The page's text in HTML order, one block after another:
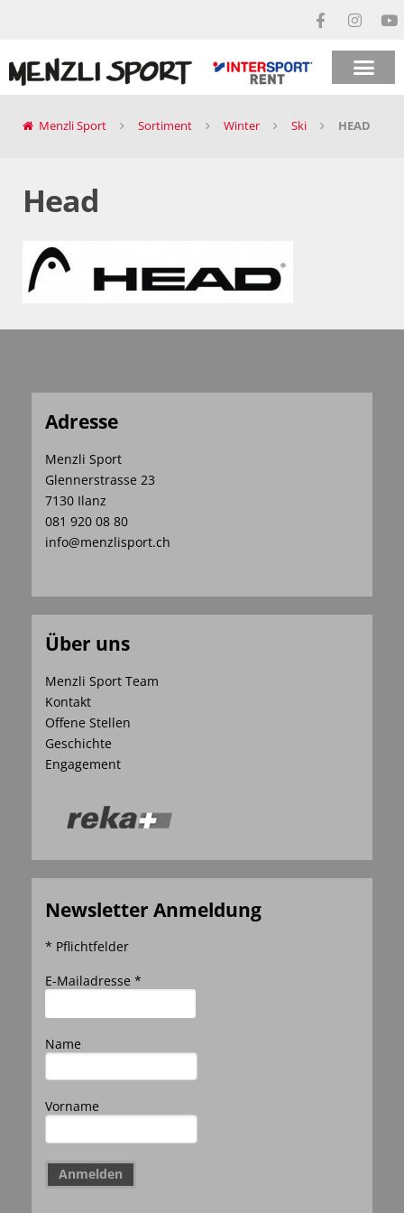
Menzli Sport Sortiment Winter Ski HEAD
Head
Adresse
Menzli Sport
Glennerstrasse 23
7130 Ilanz
081 920 08 80
info@menzlisport.ch
Über uns
Menzli Sport Team
Kontakt
Offene Stellen
Geschichte
Engagement
Newsletter Anmeldung
* Pflichtfelder
E-Mailadresse *
Name
Vorname